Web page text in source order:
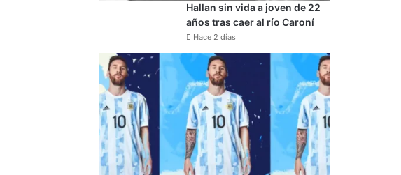
Hallan sin vida a joven de 22
años tras caer al río Caroní
Hace 2 días